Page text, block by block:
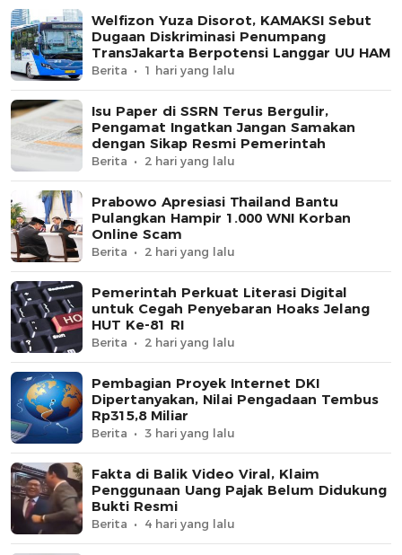
Welfizon Yuza Disorot, KAMAKSI Sebut
Dugaan Diskriminasi Penumpang
TransJakarta Berpotensi Langgar UU HAM
Berita 1 hari yang lalu
Isu Paper di SSRN Terus Bergulir,
Pengamat Ingatkan Jangan Samakan
dengan Sikap Resmi Pemerintah
Berita 2 hari yang lalu
Prabowo Apresiasi Thailand Bantu
Pulangkan Hampir 1.000 WNI Korban
Online Scam
Berita 2 hari yang lalu
Pemerintah Perkuat Literasi Digital
untuk Cegah Penyebaran Hoaks Jelang
HUT Ke-81 RI
Berita 2 hari yang lalu
Pembagian Proyek Internet DKI
Dipertanyakan, Nilai Pengadaan Tembus
Rp315,8 Miliar
Berita 3 hari yang lalu
Fakta di Balik Video Viral, Klaim
Penggunaan Uang Pajak Belum Didukung
Bukti Resmi
Berita 4 hari yang lalu